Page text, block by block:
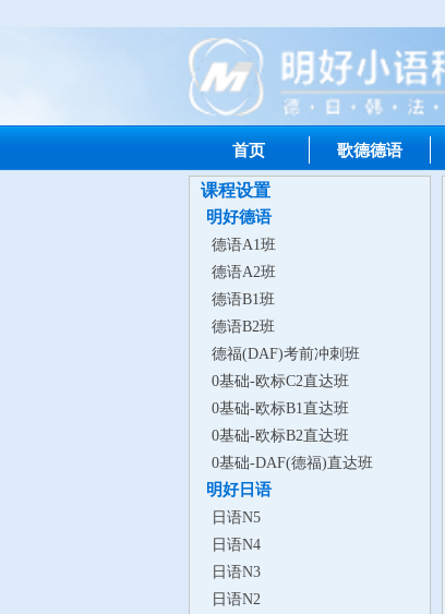
首页 歌德德语
课程设置
明好德语
德语A1班
德语A2班
德语B1班
德语B2班
德福(DAF)考前冲刺班
0基础-欧标C2直达班
0基础-欧标B1直达班
0基础-欧标B2直达班
0基础-DAF(德福)直达班
明好日语
日语N5
日语N4
日语N3
日语N2